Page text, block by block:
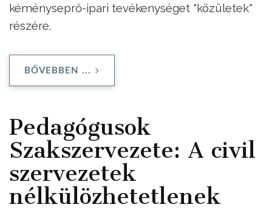
kéményseprő-ipari tevékenységet "közületek"
részére.
BŐVEBBEN ...
Pedagógusok
Szakszervezete: A civil
szervezetek
nélkülözhetetlenek